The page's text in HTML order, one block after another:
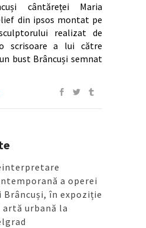
cântăreței Maria
din ipsos montat pe
realizat de
scrisoare a lui către
bust Brâncuși semnat
a operei
Brâncuși, în expoziție
artă urbană la